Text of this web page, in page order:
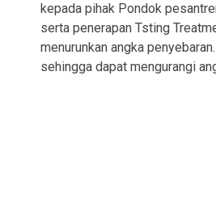
kepada pihak Pondok
serta penerapan Tsting
menurunkan angka
sehingga dapat mengurangi